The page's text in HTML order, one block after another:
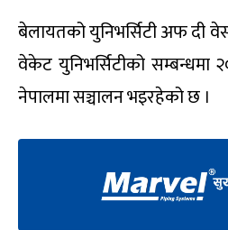
बेलायतको युनिभर्सिटी अफ दी
वेकेट युनिभर्सिटीको
नेपालमा सञ्चालन भइरहेको छ ।